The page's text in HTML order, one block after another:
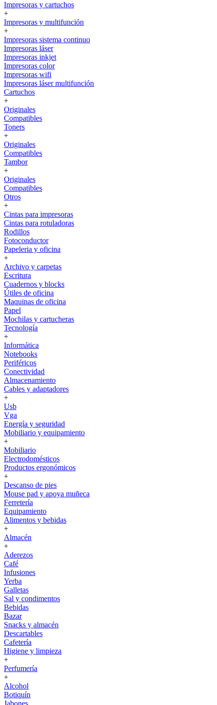
Impresoras y cartuchos
+
Impresoras y multifunción
+
Impresoras sistema continuo
Impresoras láser
Impresoras inkjet
Impresoras color
Impresoras wifi
Impresoras láser multifunción
Cartuchos
+
Originales
Compatibles
Toners
+
Originales
Compatibles
Tambor
+
Originales
Compatibles
Otros
+
Cintas para impresoras
Cintas para rotuladoras
Rodillos
Fotoconductor
Papeleria y oficina
+
Archivo y carpetas
Escritura
Cuadernos y blocks
Útiles de oficina
Maquinas de oficina
Papel
Mochilas y cartucheras
Tecnología
+
Informática
Notebooks
Periféricos
Conectividad
Almacenamiento
Cables y adaptadores
+
Usb
Vga
Energía y seguridad
Mobiliario y equipamiento
+
Mobiliario
Electrodomésticos
Productos ergonómicos
+
Descanso de pies
Mouse pad y apoya muñeca
Ferretería
Equipamiento
Alimentos y bebidas
+
Almacén
+
Aderezos
Café
Infusiones
Yerba
Galletas
Sal y condimentos
Bebidas
Bazar
Snacks y almacén
Descartables
Cafetería
Higiene y limpieza
+
Perfumería
+
Alcohol
Botiquín
Jabones